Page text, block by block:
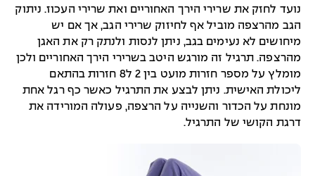
נועד לחזק את שרירי הירך האחוריים ואת שרירי העכוז. ניתוק
הגב מהרצפה מוביל אף לחיזוק שרירי הגב, אך אם יש
מיחושים לא נעימים בגב, ניתן לנסות ולנתק רק את האגן
מהרצפה. תרגיל זה מורגש היטב בשרירי הירך האחוריים ולכן
מומלץ על מספר חזרות מועט בין 2 ל8 חזרות בהתאם
ליכולת האישית. ניתן לבצע את התרגיל כאשר כף רגל אחת
מונחת על הכדור והשנייה על הרצפה, פעולה המורידה את
דרגת הקושי של התרגיל.